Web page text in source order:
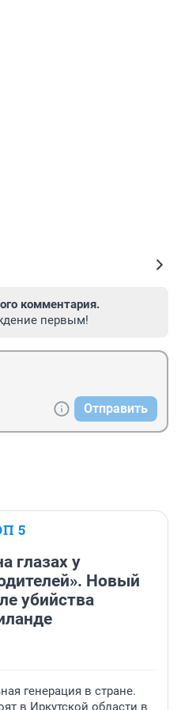
комментария.
первым!
Отправить
5
глазах у
Новый
убийства
генерация в стране.
в Иркутской области в